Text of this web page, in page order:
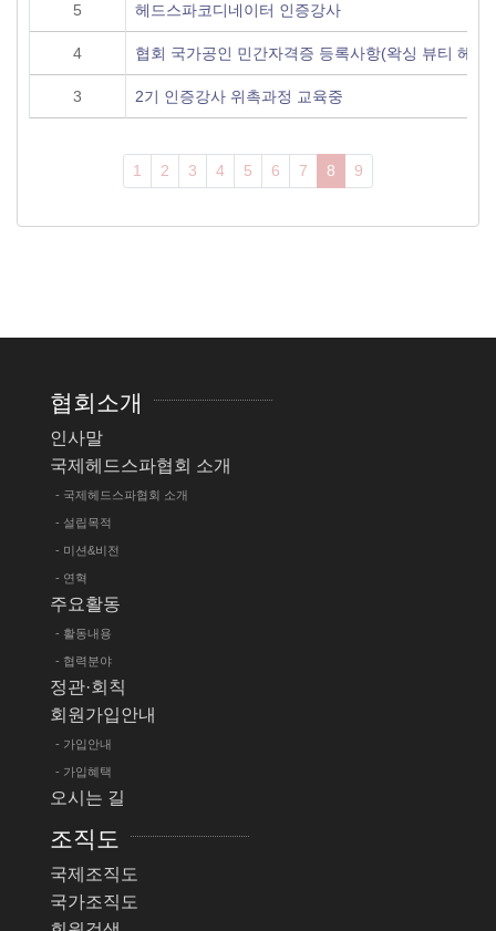
5 헤드스파코디네이터 인증강사
4 협회 국가공인 민간자격증 등록사항(왁싱 뷰티 헤드
3 2기 인증강사 위촉과정 교육중
1 2 3 4 5 6 7 8 9
협회소개
인사말
국제헤드스파협회 소개
- 국제헤드스파협회 소개
- 설립목적
- 미션&비전
- 연혁
주요활동
- 활동내용
- 협력분야
정관·회칙
회원가입안내
- 가입안내
- 가입혜택
오시는 길
조직도
국제조직도
국가조직도